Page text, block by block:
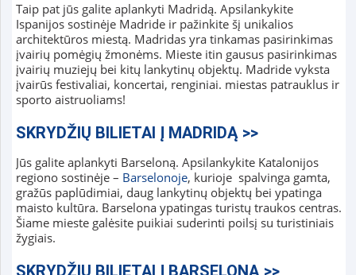
Taip pat jūs galite aplankyti Madridą. Apsilankykite
Ispanijos sostinėje Madride ir pažinkite šį unikalios
architektūros miestą. Madridas yra tinkamas pasirinkimas
įvairių pomėgių žmonėms. Mieste itin gausus pasirinkimas
įvairių muziejų bei kitų lankytinų objektų. Madride vyksta
įvairūs festivaliai, koncertai, renginiai. miestas patrauklus ir
sporto aistruoliams!
SKRYDŽIŲ BILIETAI Į MADRIDĄ >>
Jūs galite aplankyti Barseloną. Apsilankykite Katalonijos
regiono sostinėje – Barselonoje, kurioje spalvinga gamta,
gražūs paplūdimiai, daug lankytinų objektų bei ypatinga
maisto kultūra. Barselona ypatingas turistų traukos centras.
Šiame mieste galėsite puikiai suderinti poilsį su turistiniais
žygiais.
SKRYDŽIŲ BILIETAI Į BARSELONĄ >>